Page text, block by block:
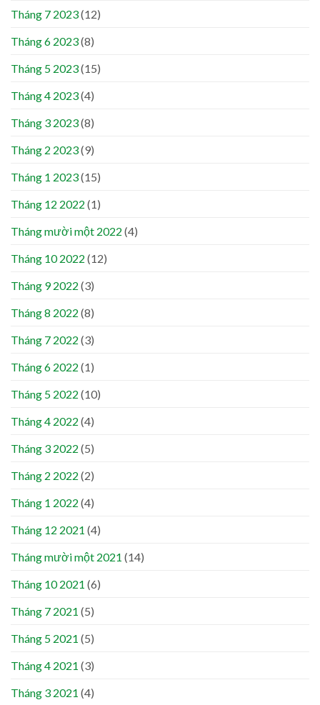
Tháng 7 2023(12)
Tháng 6 2023(8)
Tháng 5 2023(15)
Tháng 4 2023(4)
Tháng 3 2023(8)
Tháng 2 2023(9)
Tháng 1 2023(15)
Tháng 12 2022 (1)
Tháng mười một 2022 (4)
Tháng 10 2022 (12)
Tháng 9 2022 (3)
Tháng 8 2022 (8)
Tháng 7 2022 (3)
Tháng 6 2022 (1)
Tháng 5 2022 (10)
Tháng 4 2022 (4)
Tháng 3 2022 (5)
Tháng 2 2022 (2)
Tháng 1 2022 (4)
Tháng 12 2021 (4)
Tháng mười một 2021 (14)
Tháng 10 2021 (6)
Tháng 7 2021 (5)
Tháng 5 2021 (5)
Tháng 4 2021 (3)
Tháng 3 2021 (4)